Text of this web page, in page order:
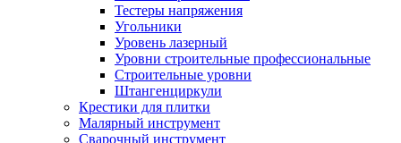
Тестеры напряжения
Угольники
Уровень лазерный
Уровни строительные профессиональные
Строительные уровни
Штангенциркули
Крестики для плитки
Малярный инструмент
Сварочный инструмент